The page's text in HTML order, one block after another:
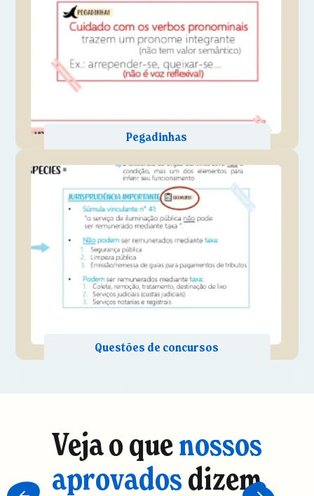
Veja o quenossos
aprovadosdizem